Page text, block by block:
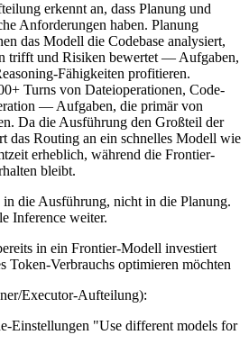
erkennt an, dass Planung und
Anforderungen haben. Planung
das Modell die Codebase analysiert,
trifft und Risiken bewertet — Aufgaben,
Fähigkeiten profitieren.
Turns von Dateioperationen, Code-
— Aufgaben, die primär von
Da die Ausführung den Großteil der
das Routing an ein schnelles Modell wie
erheblich, während die Frontier-
bleibt.
die Ausführung, nicht in die Planung.
Inference weiter.
in ein Frontier-Modell investiert
Token-Verbrauchs optimieren möchten
Executor-Aufteilung):
Einstellungen "Use different models for